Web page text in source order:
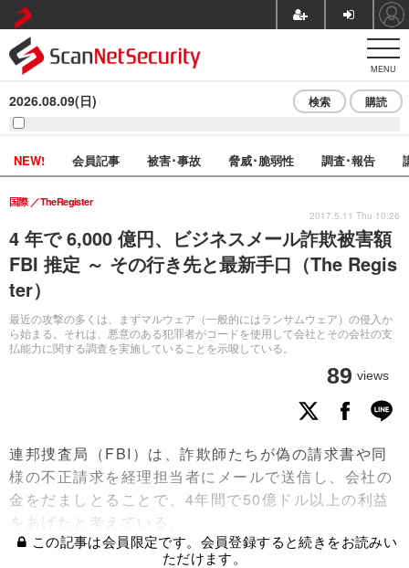
MENU
2026.08.09(日) 検索 購読
NEW! 会員記事 被害･事故 脅威･脆弱性 調査･報告
4 年で 6,000 億円、ビジネスメール詐欺被害額
FBI 推定 ～ その行き先と最新手口（The Regis
ter）
最近の攻撃の多くは、まずマルウェア（一般的にはランサムウェア）の侵入か
ら始まる。それは、悪意のある犯罪者がコードを使用して会社とその会社の支
払能力に関する調査を実施していることを示唆している。
国際 TheRegister
89 views
2017.5.11 Thu 10:26
連邦捜査局（FBI）は、詐欺師たちが偽の請求書や同
様の不正請求を経理担当者にメールで送信し、会社の
金をだましとることで、4年間で50億ドル以上の利益
をあげたと考えている。
この記事は会員限定です。会員登録すると続きをお読みい
ただけます。